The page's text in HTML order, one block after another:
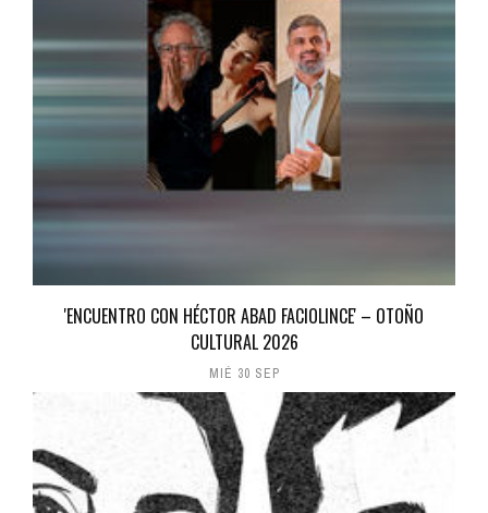
'ENCUENTRO CON HÉCTOR ABAD FACIOLINCE' – OTOÑO
CULTURAL 2026
MIÉ 30 SEP